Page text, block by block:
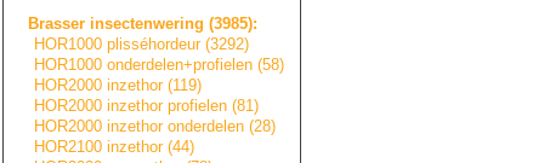
Brasser insectenwering (3985):
HOR1000 plisséhordeur (3292)
HOR1000 onderdelen+profie en (58)
HOR2000 inzethor (119)
HOR2000 inzethor profielen (81)
HOR2000 inzethor onderdelen (28)
HOR2100 inzethor (44)